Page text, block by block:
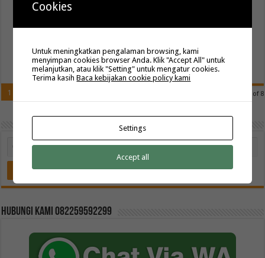
dengan seragam batik eksklusif yang memiliki logo sendiri?
custom logo yang dapat disesuaikan dengan desain, warna, dan logo
Read More »
Page 1 of 8
1
Hubungi kami 082259592299
Cookies
Untuk meningkatkan pengalaman browsing, kami
menyimpan cookies browser Anda. Klik "Accept All" untuk
melanjutkan, atau klik "Setting" untuk mengatur cookies.
Terima kasihBaca kebijakan cookie policy kami
Settings
Accept all